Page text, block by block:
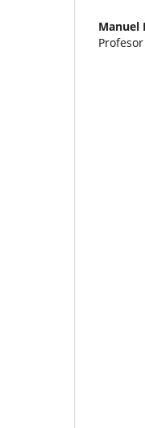
Manuel